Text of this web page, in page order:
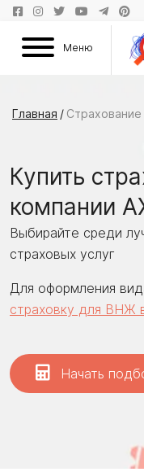
Меню
Главная / Страхование
Купить
компании
Выбирайте среди
страховых услуг
Для оформления
страховку для ВНЖ
Начать